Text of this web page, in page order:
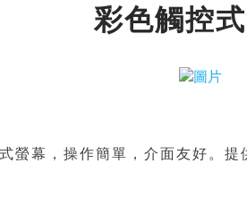
彩色觸控
螢幕，操作簡單，介面友好。提